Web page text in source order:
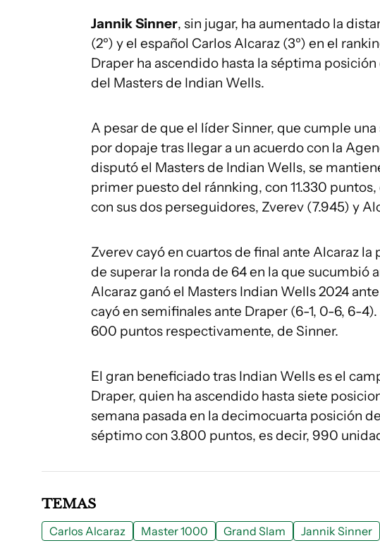
Jannik Sinner, sin jugar, ha aumentado la
(2º) y el español Carlos Alcaraz (3º) en el
Draper ha ascendido hasta la séptima
del Masters de Indian Wells.
A pesar de que el líder Sinner, que cumple
por dopaje tras llegar a un acuerdo con la
disputó el Masters de Indian Wells, se
primer puesto del ránnking, con 11.330
con sus dos perseguidores, Zverev (7.945) y
Zverev cayó en cuartos de final ante Alcaraz
de superar la ronda de 64 en la que sucumbió
Alcaraz ganó el Masters Indian Wells 2024
cayó en semifinales ante Draper (6-1, 0-6, 6-
600 puntos respectivamente, de Sinner.
El gran beneficiado tras Indian Wells es el
Draper, quien ha ascendido hasta siete
semana pasada en la decimocuarta posición
séptimo con 3.800 puntos, es decir, 990
TEMAS
Carlos Alcaraz Master 1000 Grand Slam Jannik Sinner